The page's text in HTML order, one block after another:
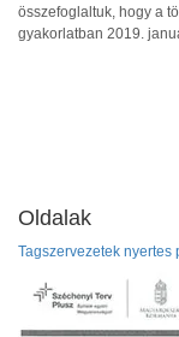
összefoglaltuk, hogy a
gyakorlatban 2019.
Oldalak
Tagszervezetek nyertes